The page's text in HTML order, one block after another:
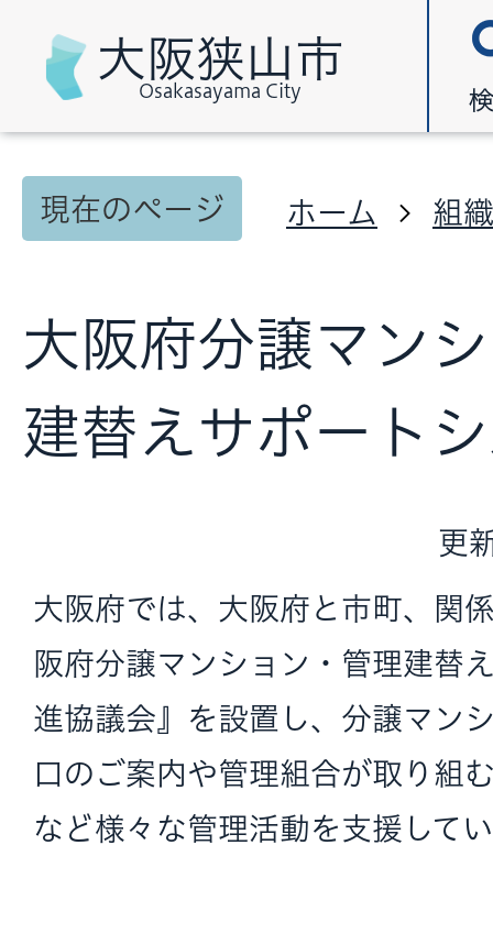
大阪狭山市
Osakasayama City
現在のページ ホーム 組
大阪府分譲マン
建替えサポート
更
大阪府では、大阪府と市町、関
阪府分譲マンション・管理建替
進協議会』を設置し、分譲マン
口のご案内や管理組合が取り組
など様々な管理活動を支援して